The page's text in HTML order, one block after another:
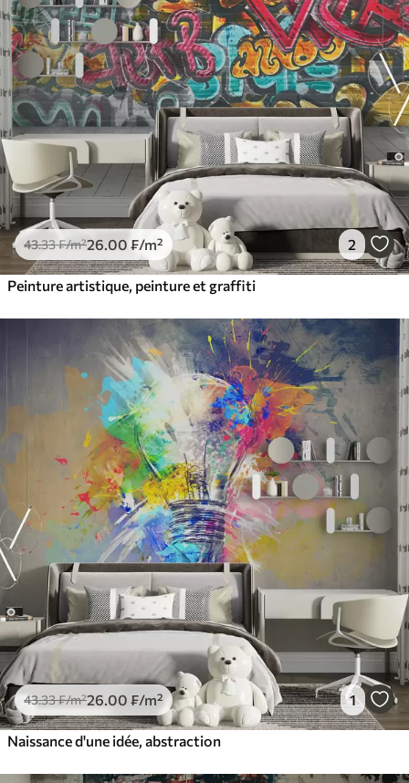
43.33₣/m²26 .00 ₣/m² 2
Peinture artistique, peinture et graffiti
43.33₣/m²26 .00 ₣/m² 1
Naissance d'une idée, abstraction